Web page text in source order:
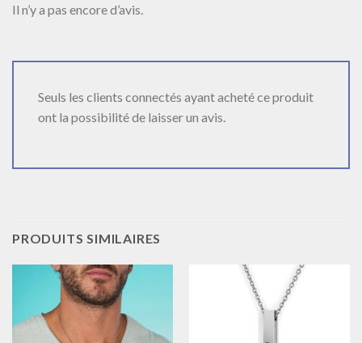
Il n’y a pas encore d’avis.
Seuls les clients connectés ayant acheté ce produit
ont la possibilité de laisser un avis.
PRODUITS SIMILAIRES